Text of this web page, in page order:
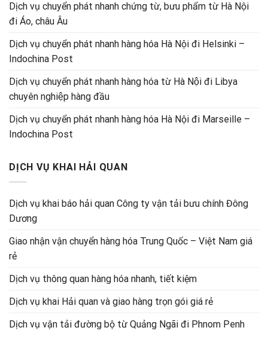
Dịch vụ chuyển phát nhanh chứng từ, bưu phẩm từ Hà Nội
đi Áo, châu Âu
Dịch vụ chuyển phát nhanh hàng hóa Hà Nội đi Helsinki –
Indochina Post
Dịch vụ chuyển phát nhanh hàng hóa từ Hà Nội đi Libya
chuyên nghiệp hàng đầu
Dịch vụ chuyển phát nhanh hàng hóa Hà Nội đi Marseille –
Indochina Post
DỊCH VỤ KHAI HẢI QUAN
Dịch vụ khai báo hải quan Công ty vận tải bưu chính Đông
Dương
Giao nhận vận chuyển hàng hóa Trung Quốc – Việt Nam giá
rẻ
Dịch vụ thông quan hàng hóa nhanh, tiết kiệm
Dịch vụ khai Hải quan và giao hàng trọn gói giá rẻ
Dịch vụ vận tải đường bộ từ Quảng Ngãi đi Phnom Penh